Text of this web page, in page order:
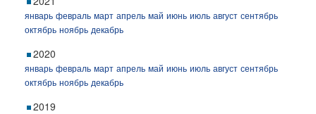
январь февраль март апрель май июнь июль август сентябрь
октябрь ноябрь декабрь
2020
январь февраль март апрель май июнь июль август сентябрь
октябрь ноябрь декабрь
2019